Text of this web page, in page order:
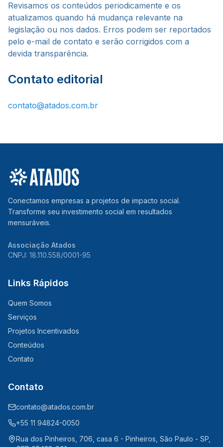
Revisamos os conteúdos periodicamente e os
atualizamos quando há mudança relevante na
legislação ou nos dados. Erros podem ser reportados
pelo e-mail de contato e serão corrigidos com a
devida transparência.
Contato editorial
contato@atados.com.br
Conectamos empresas a projetos de impacto social.
Transforme seu investimento social em resultados
mensuráveis.
Associação Atados
CNPJ: 18.110.558/0001-95
Links Rápidos
Quem Somos
Serviços
Projetos Incentivados
Conteúdos
Contato
Contato
contato@atados.com.br
+55 11 94824-0050
Rua dos Pinheiros, 706, casa 6 - Pinheiros, São Paulo - SP,